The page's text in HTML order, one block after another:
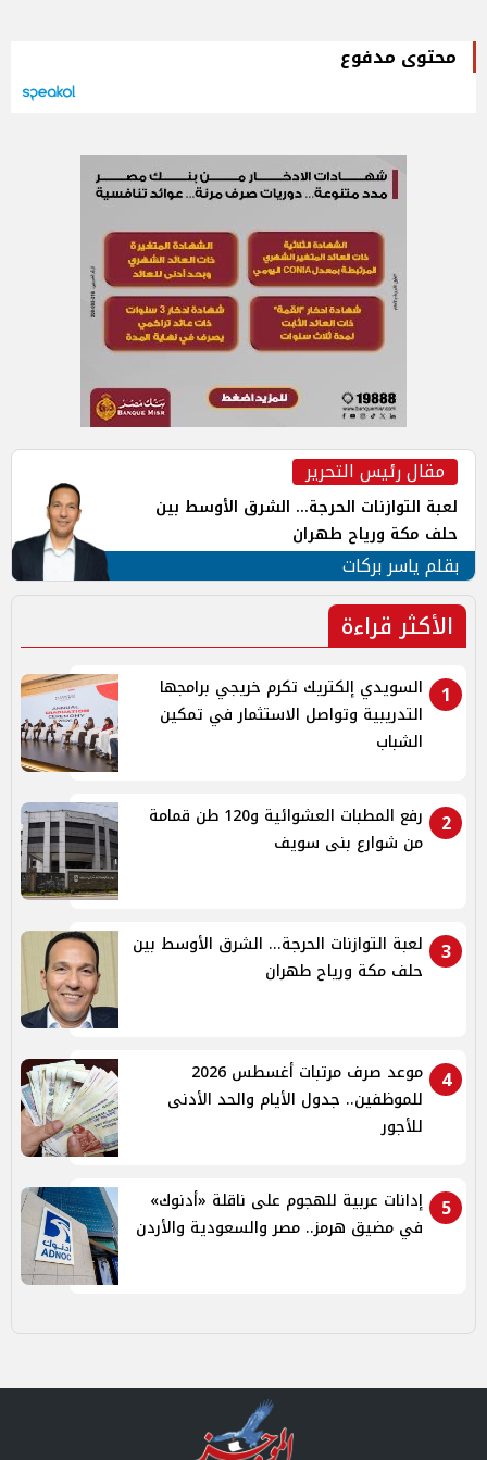
محتوى مدفوع
مقال رئيس التحرير
لعبة التوازنات الحرجة... الشرق الأوسط بين
حلف مكة ورياح طهران
بقلم ياسر بركات
الأكثر قراءة
1
السويدي إلكتريك تكرم خريجي برامجها
التدريبية وتواصل الاستثمار في تمكين
الشباب
2
رفع المطبات العشوائية و120 طن قمامة
من شوارع بنى سويف
3
لعبة التوازنات الحرجة... الشرق الأوسط بين
حلف مكة ورياح طهران
4
موعد صرف مرتبات أغسطس 2026
للموظفين.. جدول الأيام والحد الأدنى
للأجور
5
إدانات عربية للهجوم على ناقلة «أدنوك»
في مضيق هرمز.. مصر والسعودية والأردن